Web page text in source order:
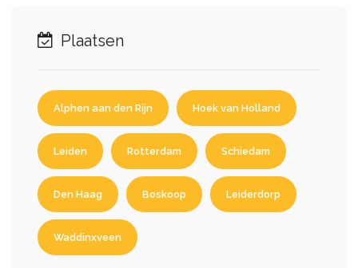
Plaatsen
Alphen aan den Rijn Hoek van Holland
Leiden Rotterdam Schiedam
Den Haag Boskoop Leiderdorp
Waddinxveen